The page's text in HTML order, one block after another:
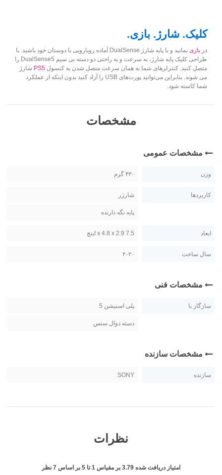
کلیک. شارژ. بازی.
در بازی
بمانید و با پایه شارژ DualSense آماده رویارویی با دوستان خود باشید. با
طراحی کلیک پایه شارژ، به سرعت و به راحتی دو دسته بی سیم DualSense5 را
متصل کنید. کنترلرهای شما به همان سرعت متصل شدن به کنسول PS5 شارژ
می شوند. بنابراین می‌توانید پورت‌های USB را آزاد کنید بدون اینکه از عملکرد
شما کاسته شود.
مشخصات
مشخصات عمومی
وزن ۴۳۰ گرم
کاربردها شارژر
پایه نگه دارنده
ابعاد 7.5 x 4.8 x 2.9 اینچ
سال ساخت ۲۰۲۰
مشخصات فنی
سازگار با پلی استیشن 5
دسته دوال سنس
مشخصات سازنده
سازنده SONY
نظرات
امتیاز دریافت شده 3.79 بر مقیاس 1تا 5 بر اساس 7 نظر